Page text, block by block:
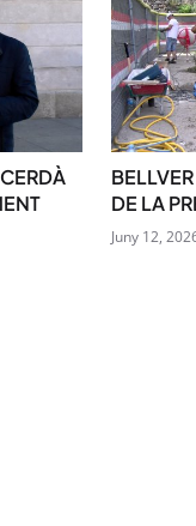
DE LA
Juny 12,